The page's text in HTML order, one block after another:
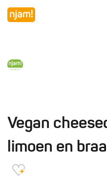
Vegan
limoen en